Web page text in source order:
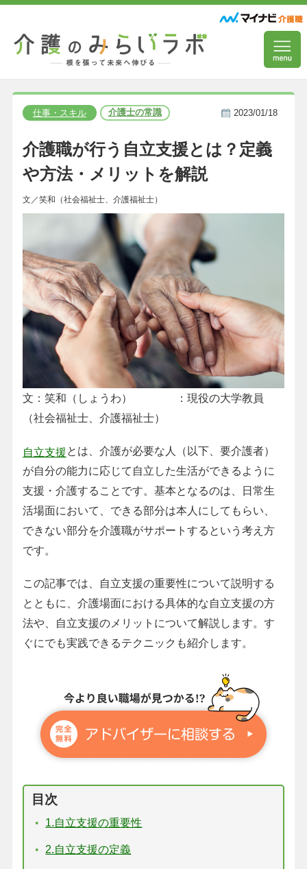
仕事・スキル 介護士の常識 2023/01/18
介護職が行う自立支援とは？定義
や方法・メリットを解説
文／笑和（社会福祉士、介護福祉士）
文：笑和（しょうわ） ：現役の大学教員
（社会福祉士、介護福祉士）
自立支援とは、介護が必要な人（以下、要介護者）
が自分の能力に応じて自立した生活ができるように
支援・介護することです。基本となるのは、日常生
活場面において、できる部分は本人にしてもらい、
できない部分を介護職がサポートするという考え方
です。
この記事では、自立支援の重要性について説明する
とともに、介護場面における具体的な自立支援の方
法や、自立支援のメリットについて解説します。す
ぐにでも実践できるテクニックも紹介します。
目次
1.自立支援の重要性
2.自立支援の定義